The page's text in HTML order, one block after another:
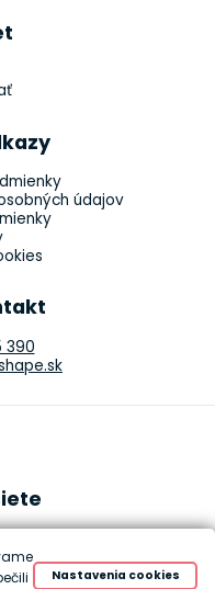
údajov
390
Nastavenia cookies